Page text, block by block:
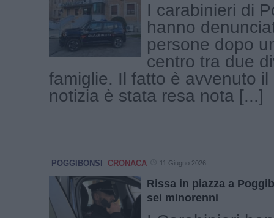
I carabinieri di
hanno
persone dopo
centro tra due
famiglie. Il fatto è avvenuto
notizia è stata resa nota [...]
POGGIBONSI CRONACA 11 Giugno 2026
Rissa in piazza a
sei minorenni